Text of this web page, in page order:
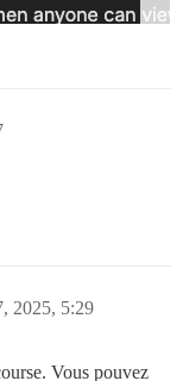
2025, 5:29
Vous pouvez